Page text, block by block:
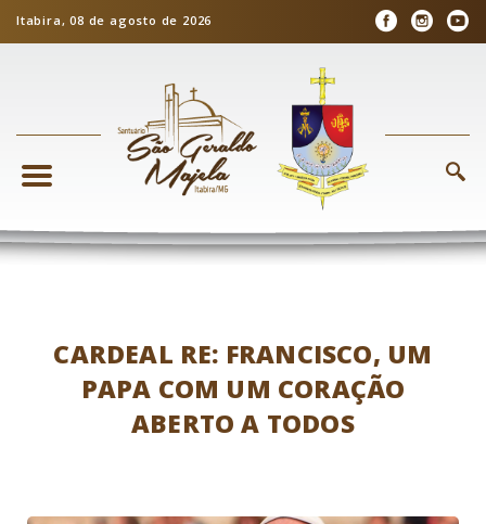
Itabira, 08 de agosto de 2026
CARDEAL RE: FRANCISCO, UM
PAPA COM UM CORAÇÃO
ABERTO A TODOS